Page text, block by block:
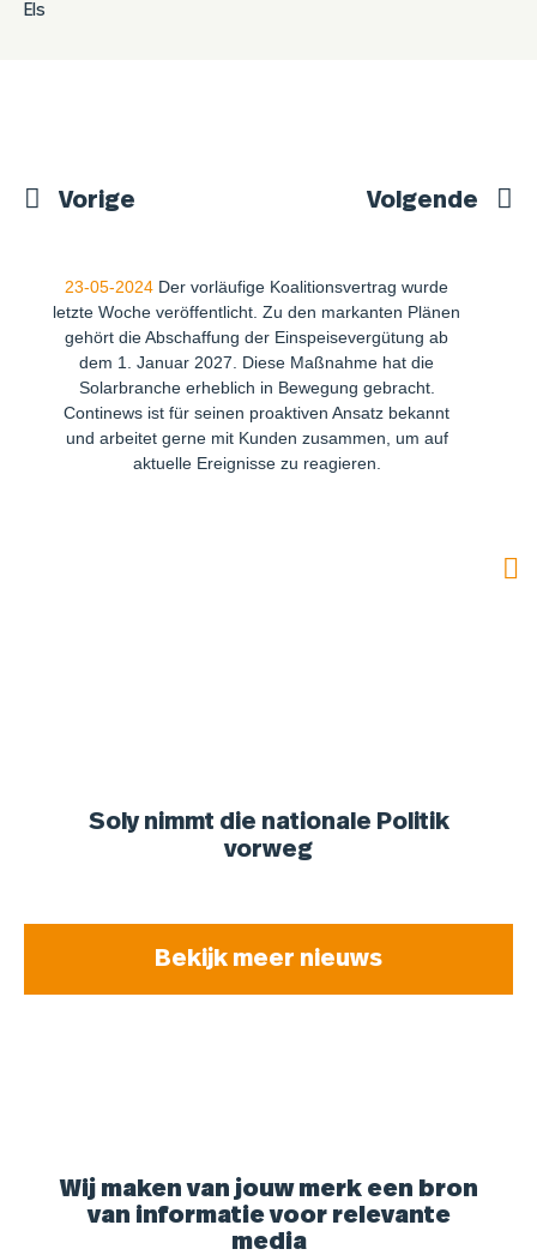
Els
Vorige Volgende
23-05-2024 Der vorläufige Koalitionsvertrag wurde
letzte Woche veröffentlicht. Zu den markanten Plänen
gehört die Abschaffung der Einspeisevergütung ab
dem 1. Januar 2027. Diese Maßnahme hat die
Solarbranche erheblich in Bewegung gebracht.
Continews ist für seinen proaktiven Ansatz bekannt
und arbeitet gerne mit Kunden zusammen, um auf
aktuelle Ereignisse zu reagieren.
Soly nimmt die nationale Politik
vorweg
Bekijk meer nieuws
Wij maken van jouw merk een bron
van informatie voor relevante
media